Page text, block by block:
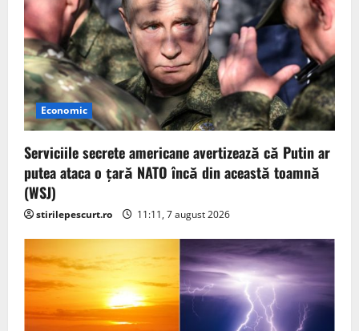
n
Economic
Serviciile secrete americane avertizează că Putin ar
putea ataca o țară NATO încă din această toamnă
(WSJ)
stirilepescurt.ro 11:11, 7 august 2026